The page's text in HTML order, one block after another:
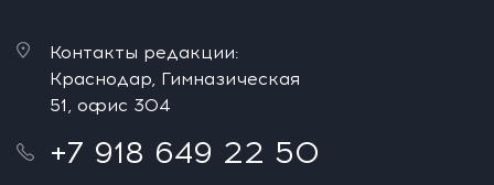
Контакты редакции:
Краснодар, Гимназическая
51, офис 304
+7 918 649 22 50